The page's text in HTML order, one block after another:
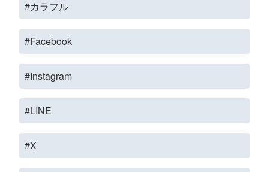
#カラフル
#Facebook
#Instagram
#LINE
#X